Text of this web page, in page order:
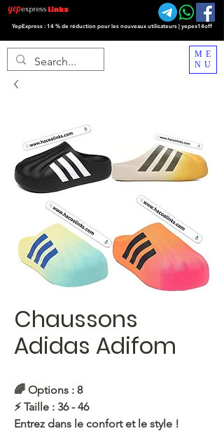
YepExpress : 14 % de réduction pour les nouveaux utilisateurs | yepex14off
ME
NU
Chaussons
Adidas Adifom
🌈 Options : 8
⚡️ Taille : 36 - 46
Entrez dans le confort et le style !